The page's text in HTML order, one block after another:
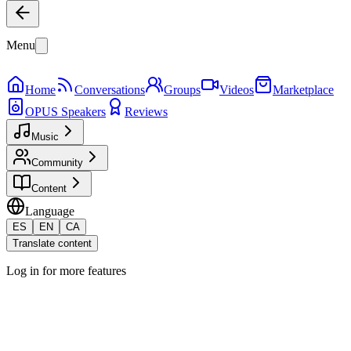
Menu
Home Conversations Groups Videos
Marketplace
OPUS Speakers
Reviews
Music
Community
Content
Language
ES EN
CA
Translate content
Log in for more features